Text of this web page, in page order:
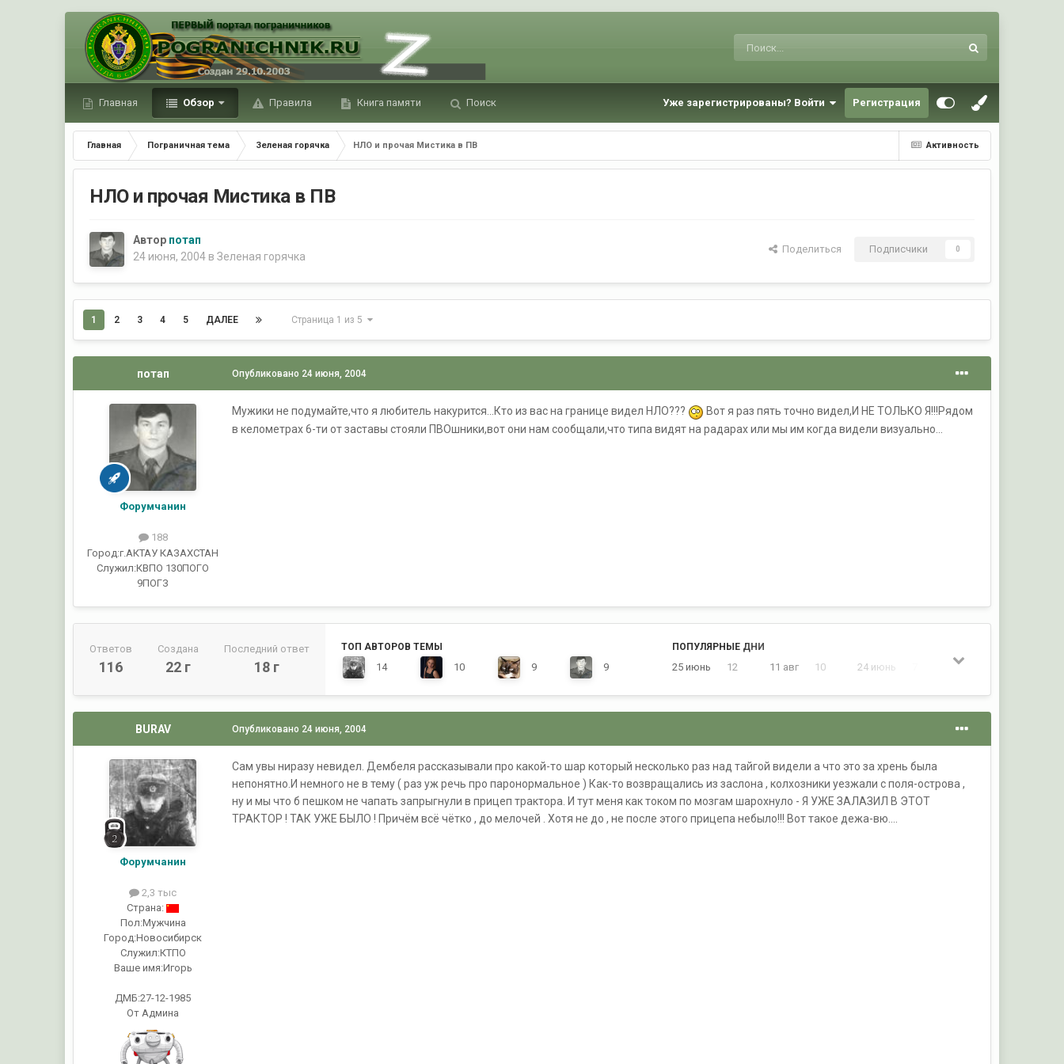
Главная Обзор Правила Книга памяти Поиск Уже зарегистрированы? Войти Регистрация
Активность
Главная Пограничная тема Зеленая горячка НЛО и прочая Мистика в ПВ
НЛО и прочая Мистика в ПВ
Автор потап
24 июня, 2004 вЗеленая горячка
Поделиться Подписчики 0
1 2 3 4 5 ДАЛЕЕ Страница 1 из 5
потап
Форумчанин
188
Город:г.АКТАУ КАЗАХСТАН
Служил:КВПО 130ПОГО
9ПОГЗ
Опубликовано 24 июня, 2004
Мужики не подумайте,что я любитель накурится...Кто из вас на границе видел НЛО???
Вот я раз пять точно видел,И НЕ ТОЛЬКО Я!!!Рядом
в келометрах 6-ти от заставы стояли ПВОшники,вот они нам сообщали,что типа видят на радарах или мы им когда видели визуально...
Ответов
116
Создана
22 г
Последний ответ
18 г
ТОП АВТОРОВ ТЕМЫ
14 10 9 9
ПОПУЛЯРНЫЕ ДНИ
25 июнь 12 11 авг 10 24 июнь 7 июль
BURAV
Форумчанин
2,3 тыс
Страна:
Пол:Мужчина
Город:Новосибирск
Служил:КТПО
Ваше имя:Игорь
ДМБ:27-12-1985
От Админа
Опубликовано 24 июня, 2004
Сам увы ниразу невидел. Дембеля рассказывали про какой-то шар который несколько раз над тайгой видели а что это за хрень была
непонятно.И немного не в тему ( раз уж речь про паронормальное ) Как-то возвращались из заслона , колхозники уезжали с поля-острова ,
ну и мы что б пешком не чапать запрыгнули в прицеп трактора. И тут меня как током по мозгам шарохнуло - Я УЖЕ ЗАЛАЗИЛ В ЭТОТ
ТРАКТОР ! ТАК УЖЕ БЫЛО ! Причём всё чётко , до мелочей . Хотя не до , не после этого прицепа небыло!!! Вот такое дежа-вю....